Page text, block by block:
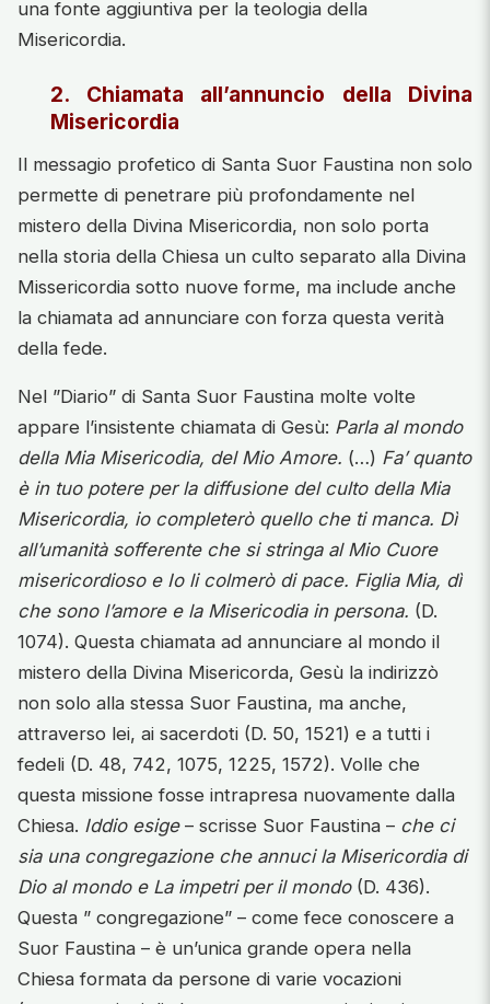
una fonte aggiuntiva per la teologia della
Misericordia.
2. Chiamata all’annuncio della Divina
Misericordia
Il messagio profetico di Santa Suor Faustina non solo
permette di penetrare più profondamente nel
mistero della Divina Misericordia, non solo porta
nella storia della Chiesa un culto separato alla Divina
Missericordia sotto nuove forme, ma include anche
la chiamata ad annunciare con forza questa verità
della fede.
Nel ”Diario” di Santa Suor Faustina molte volte
appare l’insistente chiamata di Gesù: Parla al mondo
della Mia Misericodia, del Mio Amore. (…) Fa’ quanto
è in tuo potere per la diffusione del culto della Mia
Misericordia, io completerò quello che ti manca. Dì
all’umanità sofferente che si stringa al Mio Cuore
misericordioso e Io li colmerò di pace. Figlia Mia, dì
che sono l’amore e la Misericodia in persona. (D.
1074). Questa chiamata ad annunciare al mondo il
mistero della Divina Misericorda, Gesù la indirizzò
non solo alla stessa Suor Faustina, ma anche,
attraverso lei, ai sacerdoti (D. 50, 1521) e a tutti i
fedeli (D. 48, 742, 1075, 1225, 1572). Volle che
questa missione fosse intrapresa nuovamente dalla
Chiesa. Iddio esige– scrisse Suor Faustina – che ci
sia una congregazione che annuci la Misericordia di
Dio al mondo e La impetri per il mondo(D. 436).
Questa ” congregazione” – come fece conoscere a
Suor Faustina – è un’unica grande opera nella
Chiesa formata da persone di varie vocazioni